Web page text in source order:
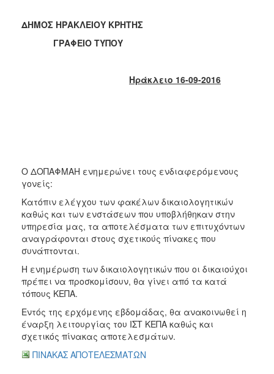
2019
2018
2010
ΤΟΠΟΣ
ΠΟΛΙΤΙΣΜΟΣ
ΑΝΘΕΚΤΙΚΗ
ΠΟΛΗ
ΔΗΜΟΣ ΗΡΑΚΛΕΙΟΥ ΚΡΗΤΗΣ
ΓΡΑΦΕΙΟ ΤΥΠΟΥ
Ηράκλειο 16-09-2016
Ο ΔΟΠΑΦΜΑΗ ενημερώνει τους ενδιαφερόμενους
γονείς:
Κατόπιν ελέγχου των φακέλων δικαιολογητικών
καθώς και των ενστάσεων που υποβλήθηκαν στην
υπηρεσία μας, τα αποτελέσματα των επιτυχόντων
αναγράφονται στους σχετικούς πίνακες που
συνάπτονται.
Η ενημέρωση των δικαιολογητικών που οι δικαιούχοι
πρέπει να προσκομίσουν, θα γίνει από τα κατά
τόπους ΚΕΠΑ.
Εντός της ερχόμενης εβδομάδας, θα ανακοινωθεί η
έναρξη λειτουργίας του ΙΣΤ ΚΕΠΑ καθώς και
σχετικός πίνακας αποτελεσμάτων.
ΠΙΝΑΚΑΣ ΑΠΟΤΕΛΕΣΜΑΤΩΝ